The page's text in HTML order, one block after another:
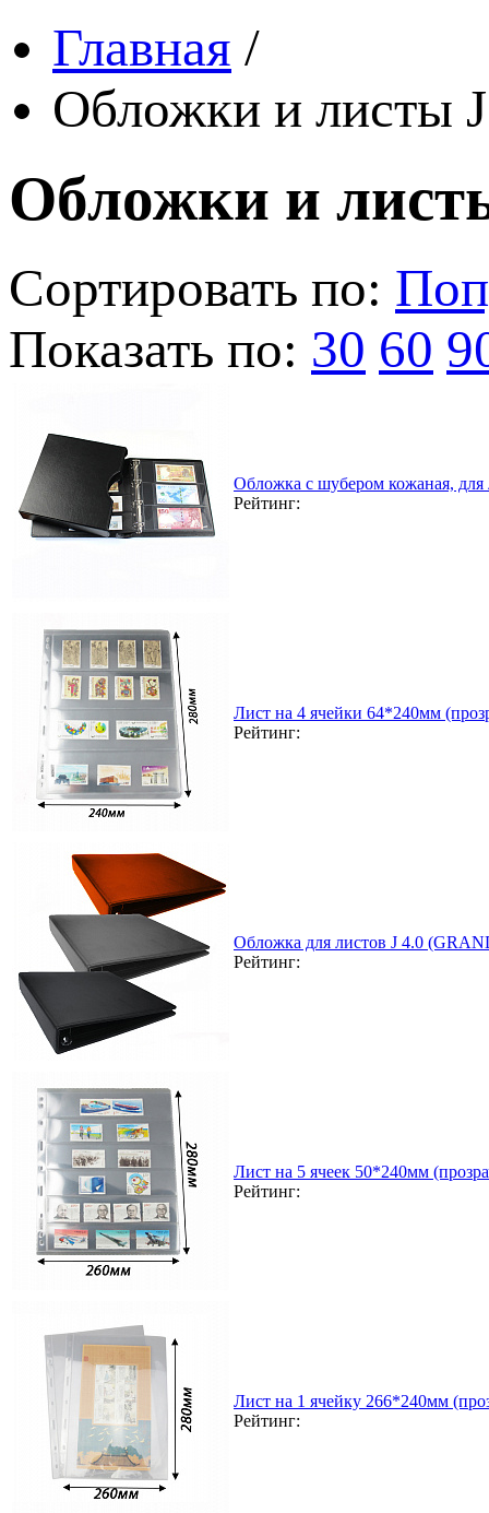
Главная /
Обложки и листы
Обложки и
Сортировать по:
Показать по: 30 60
Обложка с шубером кожаная,
Рейтинг:
Лист на 4 ячейки 64*240мм
Рейтинг:
Обложка для листов J 4.0
Рейтинг:
Лист на 5 ячеек 50*240мм
Рейтинг:
Лист на 1 ячейку 266*240мм
Рейтинг: